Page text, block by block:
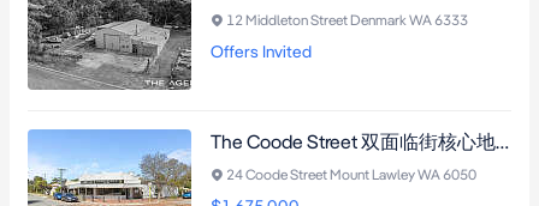
12 Middleton Street Denmark WA 6333
Offers Invited
The Coode Street 双面临街核心地段，居住和商业许可，597平方米灵活布局投资良机。
24 Coode Street Mount Lawley WA 6050